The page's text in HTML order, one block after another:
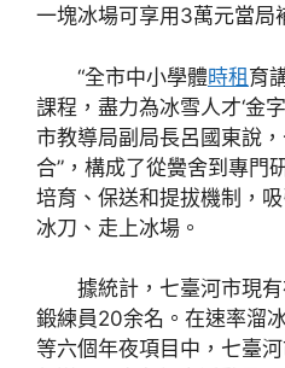
一塊冰場可享用3萬元當局
“全市中小學體時租 育
課程，盡力為冰雪人才‘金
市教導局副局長呂國東說
合”，構成了從黌舍到專門
培育、保送和提拔機制，
冰刀、走上冰場。
據統計，七臺河市現
鍛練員20余名。在速率溜
等六個年夜項目中，七臺